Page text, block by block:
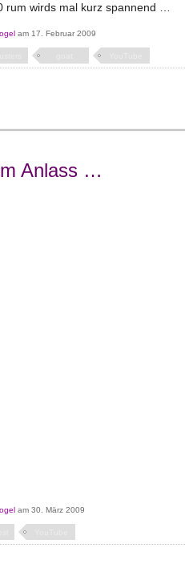
rum wirds mal kurz spannend …
am 17. Februar 2009
Anlass …
am 30. März 2009